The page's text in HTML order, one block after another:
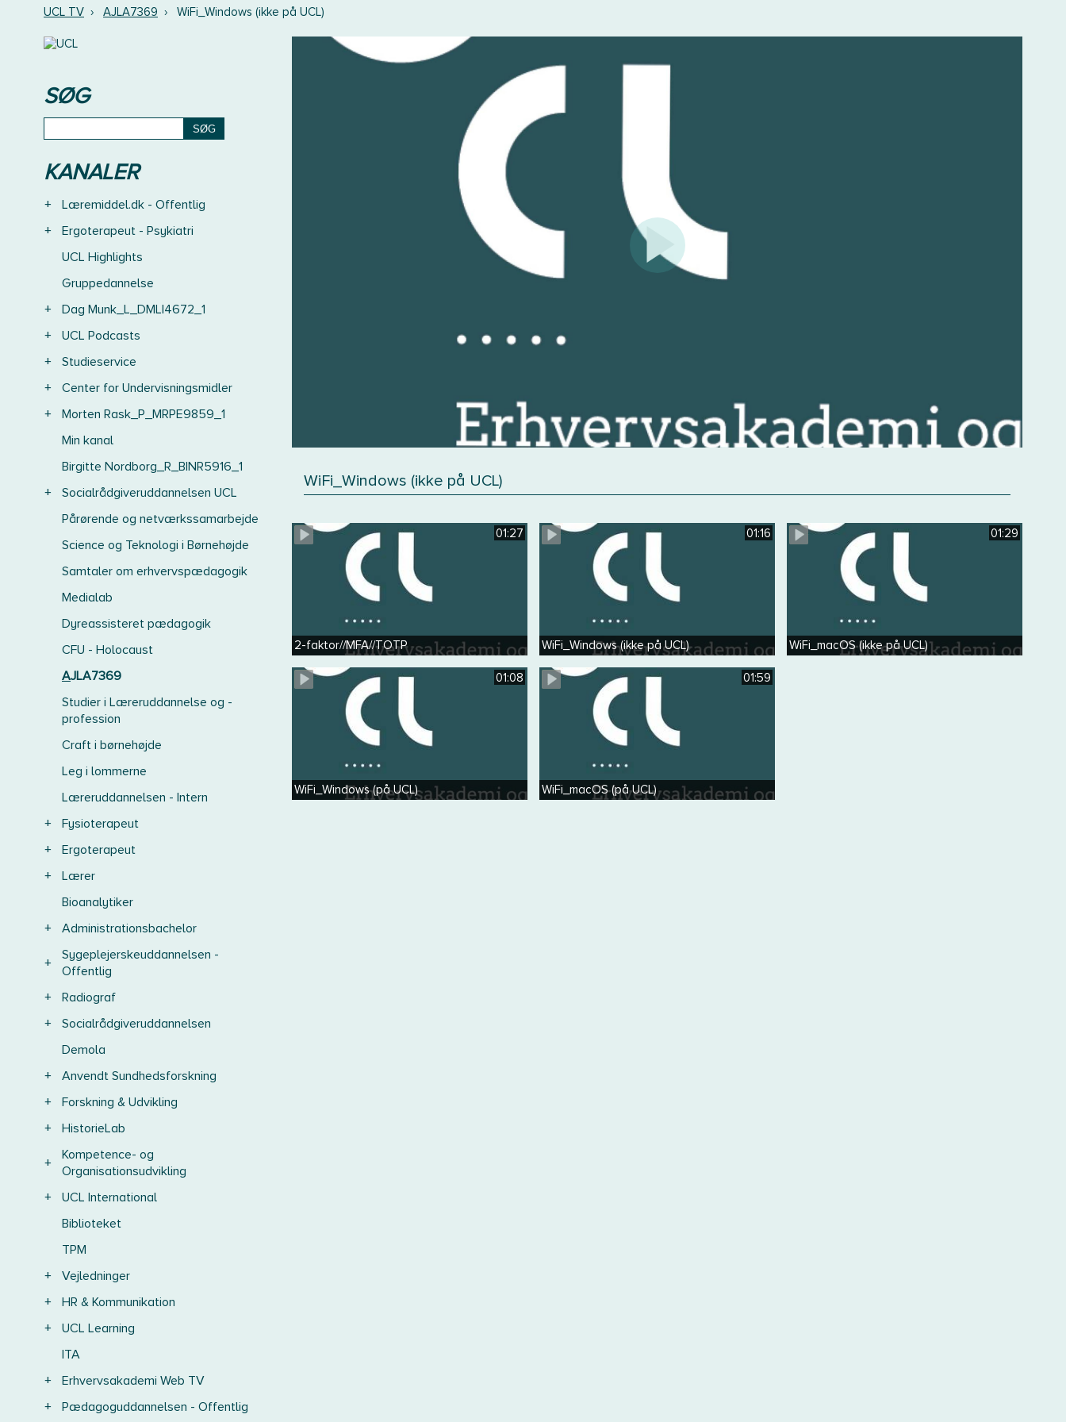
UCL TV › AJLA7369 › WiFi_Windows (ikke på UCL)
SØG
KANALER
+
Læremiddel.dk - Offentlig
+
Ergoterapeut - Psykiatri
UCL Highlights
Gruppedannelse
+
Dag Munk_L_DMLI4672_1
+
UCL Podcasts
+
Studieservice
+
Center for Undervisningsmidler
+
Morten Rask_P_MRPE9859_1
Min kanal
Birgitte Nordborg_R_BINR5916_1
+
Socialrådgiveruddannelsen UCL
Pårørende og netværkssamarbejde
Science og Teknologi i Børnehøjde
Samtaler om erhvervspædagogik
Medialab
Dyreassisteret pædagogik
CFU - Holocaust
AJLA7369
Studier i Læreruddannelse og -
profession
Craft i børnehøjde
Leg i lommerne
Læreruddannelsen - Intern
+
Fysioterapeut
+
Ergoterapeut
+
Lærer
Bioanalytiker
+
Administrationsbachelor
+
Sygeplejerskeuddannelsen -
Offentlig
+
Radiograf
+
Socialrådgiveruddannelsen
Demola
+
Anvendt Sundhedsforskning
+
Forskning & Udvikling
+
HistorieLab
+
Kompetence- og
Organisationsudvikling
+
UCL International
Biblioteket
TPM
+
Vejledninger
+
HR & Kommunikation
+
UCL Learning
ITA
+
Erhvervsakademi Web TV
+
Pædagoguddannelsen - Offentlig
WiFi_Windows (ikke på UCL)
01:27
2-faktor//MFA//TOTP
01:16
WiFi_Windows (ikke på UCL)
01:29
WiFi_macOS (ikke på UCL)
01:08
WiFi_Windows (på UCL)
01:59
WiFi_macOS (på UCL)